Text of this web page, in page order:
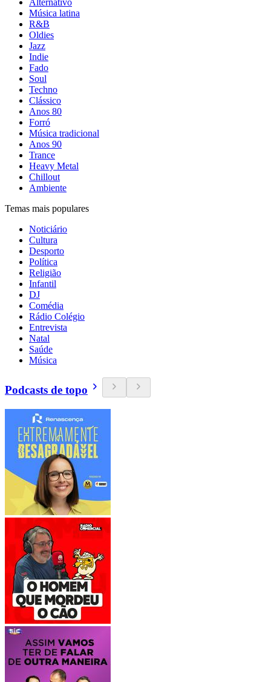
Alternativo
Música latina
R&B
Oldies
Jazz
Indie
Fado
Soul
Techno
Clássico
Anos 80
Forró
Música tradicional
Anos 90
Trance
Heavy Metal
Chillout
Ambiente
Temas mais populares
Noticiário
Cultura
Desporto
Política
Religião
Infantil
DJ
Comédia
Rádio Colégio
Entrevista
Natal
Saúde
Música
Podcasts de topo